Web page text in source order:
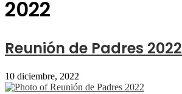
2022
Reunión de Padres 2022
10 diciembre, 2022